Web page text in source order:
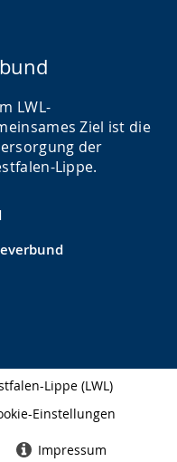
LWL-
Ziel ist die
der
Lippe.
Lippe (LWL)
Einstellungen
Impressum